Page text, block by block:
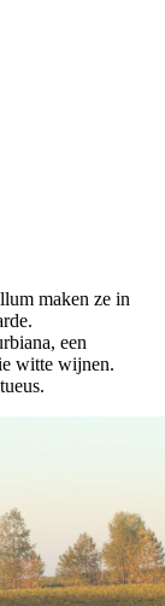
maken ze in
een
witte wijnen.